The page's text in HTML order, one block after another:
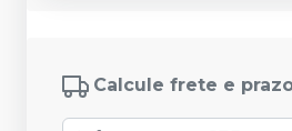
Calcule frete e